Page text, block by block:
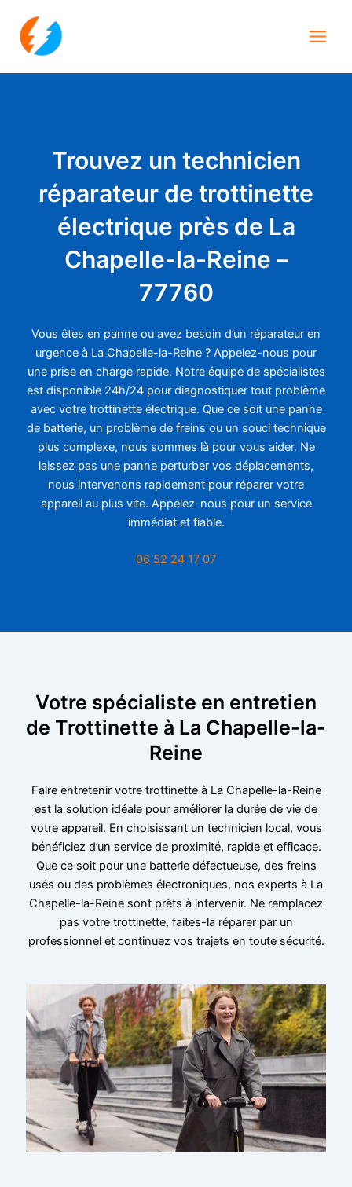
contenu
Trouvez un technicien
réparateur de trottinette
électrique près de La
Chapelle-la-Reine –
77760
Vous êtes en panne ou avez besoin d’un réparateur en
urgence à La Chapelle-la-Reine ? Appelez-nous pour
une prise en charge rapide. Notre équipe de spécialistes
est disponible 24h/24 pour diagnostiquer tout problème
avec votre trottinette électrique. Que ce soit une panne
de batterie, un problème de freins ou un souci technique
plus complexe, nous sommes là pour vous aider. Ne
laissez pas une panne perturber vos déplacements,
nous intervenons rapidement pour réparer votre
appareil au plus vite. Appelez-nous pour un service
immédiat et fiable.
06 52 24 17 07
Votre spécialiste en entretien
de Trottinette à La Chapelle-la-
Reine
Faire entretenir votre trottinette à La Chapelle-la-Reine
est la solution idéale pour améliorer la durée de vie de
votre appareil. En choisissant un technicien local, vous
bénéficiez d’un service de proximité, rapide et efficace.
Que ce soit pour une batterie défectueuse, des freins
usés ou des problèmes électroniques, nos experts à La
Chapelle-la-Reine sont prêts à intervenir. Ne remplacez
pas votre trottinette, faites-la réparer par un
professionnel et continuez vos trajets en toute sécurité.